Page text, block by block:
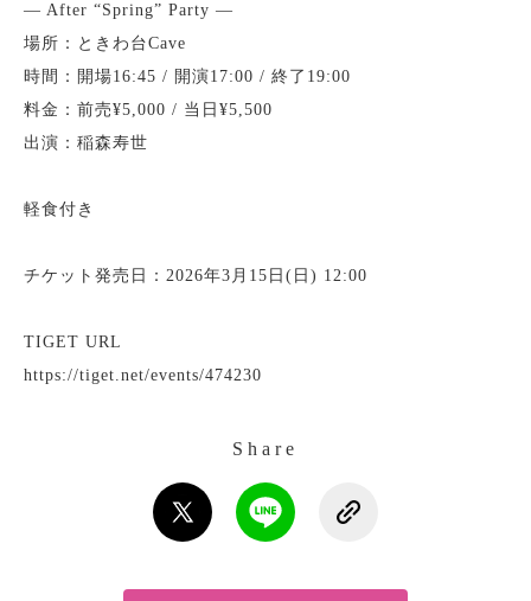
— After “Spring” Party —
場所：ときわ台Cave
時間：開場16:45 / 開演17:00 / 終了19:00
料金：前売¥5,000 / 当日¥5,500
出演：稲森寿世
軽食付き
チケット発売日：2026年3月15日(日) 12:00
TIGET URL
https://tiget.net/events/474230
Share